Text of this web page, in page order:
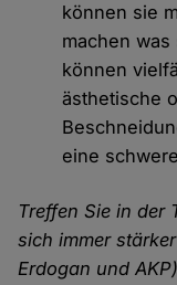
können sie
machen
können
ästhetische
eine
Treffen Sie in der
sich immer
Erdogan und